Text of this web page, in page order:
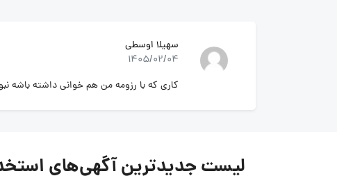
سهیلا اوسطی
1405/02/04
کاری که با رزومه من هم خوانی داشته باشه
لیست جدیدترین آگهی‌های استخدام